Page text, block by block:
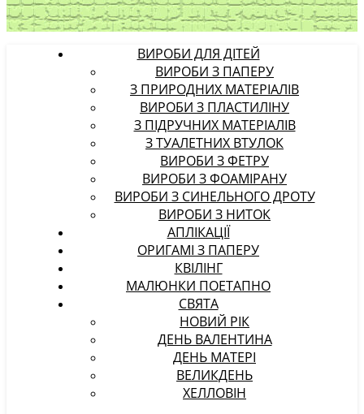
ВИРОБИ ДЛЯ ДІТЕЙ
ВИРОБИ З ПАПЕРУ
З ПРИРОДНИХ МАТЕРІАЛІВ
ВИРОБИ З ПЛАСТИЛІНУ
З ПІДРУЧНИХ МАТЕРІАЛІВ
З ТУАЛЕТНИХ ВТУЛОК
ВИРОБИ З ФЕТРУ
ВИРОБИ З ФОАМІРАНУ
ВИРОБИ З СИНЕЛЬНОГО ДРОТУ
ВИРОБИ З НИТОК
АПЛІКАЦІЇ
ОРИГАМІ З ПАПЕРУ
КВІЛІНГ
МАЛЮНКИ ПОЕТАПНО
СВЯТА
НОВИЙ РІК
ДЕНЬ ВАЛЕНТИНА
ДЕНЬ МАТЕРІ
ВЕЛИКДЕНЬ
ХЕЛЛОВІН